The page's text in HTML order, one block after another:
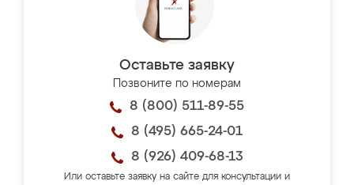
Оставьте заявку
Позвоните по номерам
8 (800) 511-89-55
8 (495) 665-24-01
8 (926) 409-68-13
Или оставьте заявку на сайте для консультации и